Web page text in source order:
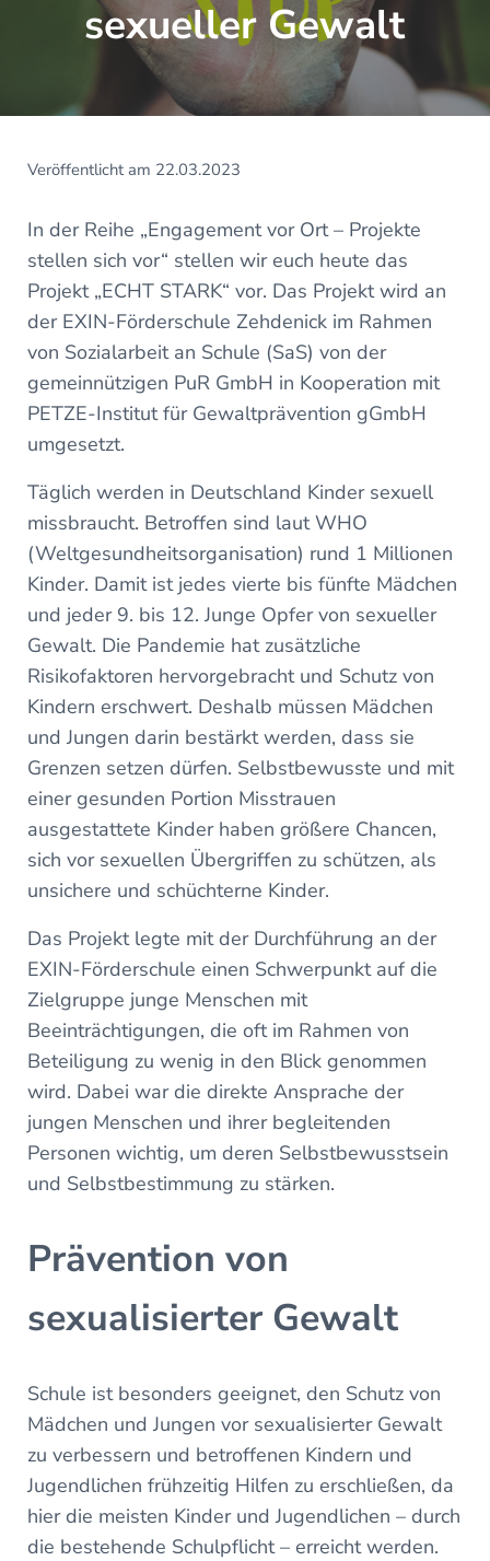
sexueller Gewalt
Veröffentlicht am 22.03.2023
In der Reihe „Engagement vor Ort – Projekte
stellen sich vor“ stellen wir euch heute das
Projekt „ECHT STARK“ vor. Das Projekt wird an
der EXIN-Förderschule Zehdenick im Rahmen
von Sozialarbeit an Schule (SaS) von der
gemeinnützigen PuR GmbH in Kooperation mit
PETZE-Institut für Gewaltprävention gGmbH
umgesetzt.
Täglich werden in Deutschland Kinder sexuell
missbraucht. Betroffen sind laut WHO
(Weltgesundheitsorganisation) rund 1 Millionen
Kinder. Damit ist jedes vierte bis fünfte Mädchen
und jeder 9. bis 12. Junge Opfer von sexueller
Gewalt. Die Pandemie hat zusätzliche
Risikofaktoren hervorgebracht und Schutz von
Kindern erschwert. Deshalb müssen Mädchen
und Jungen darin bestärkt werden, dass sie
Grenzen setzen dürfen. Selbstbewusste und mit
einer gesunden Portion Misstrauen
ausgestattete Kinder haben größere Chancen,
sich vor sexuellen Übergriffen zu schützen, als
unsichere und schüchterne Kinder.
Das Projekt legte mit der Durchführung an der
EXIN-Förderschule einen Schwerpunkt auf die
Zielgruppe junge Menschen mit
Beeinträchtigungen, die oft im Rahmen von
Beteiligung zu wenig in den Blick genommen
wird. Dabei war die direkte Ansprache der
jungen Menschen und ihrer begleitenden
Personen wichtig, um deren Selbstbewusstsein
und Selbstbestimmung zu stärken.
Prävention von
sexualisierter Gewalt
Schule ist besonders geeignet, den Schutz von
Mädchen und Jungen vor sexualisierter Gewalt
zu verbessern und betroffenen Kindern und
Jugendlichen frühzeitig Hilfen zu erschließen, da
hier die meisten Kinder und Jugendlichen – durch
die bestehende Schulpflicht – erreicht werden.